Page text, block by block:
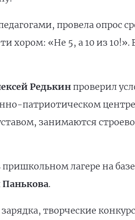
провела опрос
хором: «Не 5, а 10 из
Редькин проверил
патриотическом
занимаются
лагере на
Панькова.
творческие